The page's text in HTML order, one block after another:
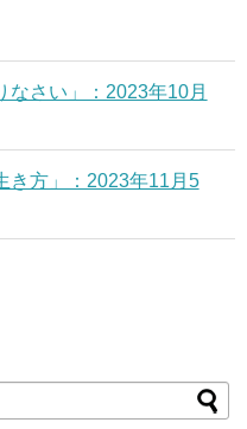
なさい」：2023年10月
き方」：2023年11月5